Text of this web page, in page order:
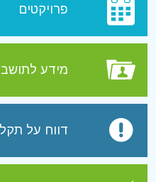
פרויקטים
מידע לתושב
דווח על